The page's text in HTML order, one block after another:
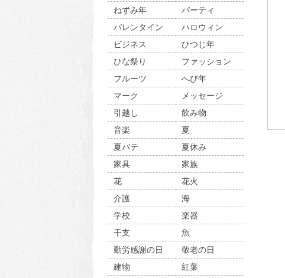
ねずみ年
パーティ
バレンタイン
ハロウィン
ビジネス
ひつじ年
ひな祭り
ファッション
フルーツ
へび年
マーク
メッセージ
引越し
飲み物
音楽
夏
夏バテ
夏休み
家具
家族
花
花火
介護
海
学校
楽器
干支
魚
勤労感謝の日
敬老の日
建物
紅葉